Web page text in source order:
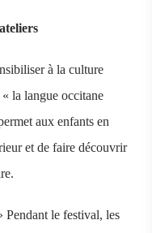
à la culture
la langue occitane
aux enfants en
et de faire découvrir
Pendant le festival, les